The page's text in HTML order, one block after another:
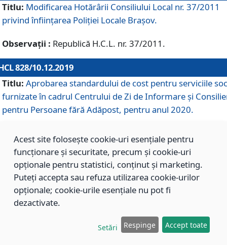
Titlu: Modificarea Hotărârii Consiliului Local nr. 37/2011
privind înființarea Poliției Locale Brașov.
Observații : Republică H.C.L. nr. 37/2011.
828/10.12.2019
Titlu: Aprobarea standardului de cost pentru serviciile
furnizate în cadrul Centrului de Zi de Informare și
pentru Persoane fără Adăpost, pentru anul 2020.
827/10.12.2019
Aprobarea standardului de cost pentru serviciile
furnizate în cadrul Centrului Rezidențial pentru Persoane
Adăpost, pentru anul 2020.
Aprobarea standardului de cost pentru serviciile
Acest site folosește cookie-uri esențiale pentru
funcționare și securitate, precum și cookie-uri
opționale pentru statistici, conținut și marketing.
Puteți accepta sau refuza utilizarea cookie-urilor
opționale; cookie-urile esențiale nu pot fi
dezactivate.
Setări Respinge Accept toate